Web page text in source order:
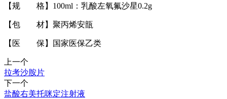
【规 格】100ml：乳酸左氧氟沙星0.2g
【包 材】聚丙烯安瓿
【医 保】国家医保乙类
上一个
拉考沙胺片
下一个
盐酸右美托咪定注射液